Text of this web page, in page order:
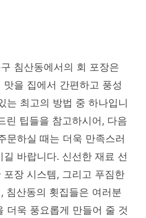
침산동에서의 회 포장은
맛을 집에서 간편하고 풍성
는 최고의 방법 중 하나입니
린 팁들을 참고하시어, 다음
문하실 때는 더욱 만족스러
길 바랍니다. 신선한 재료 선
포장 시스템, 그리고 푸짐한
침산동의 횟집들은 여러분
더욱 풍요롭게 만들어 줄 것